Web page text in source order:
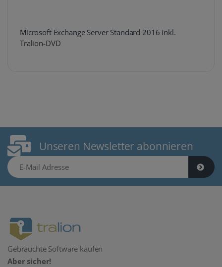
Microsoft Exchange Server Standard 2016 inkl.
Tralion-DVD
Unseren Newsletter abonnieren
E-Mail Adresse
Gebrauchte Software kaufen
Aber sicher!